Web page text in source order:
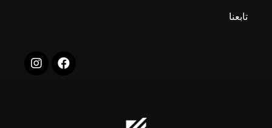
تابعنا